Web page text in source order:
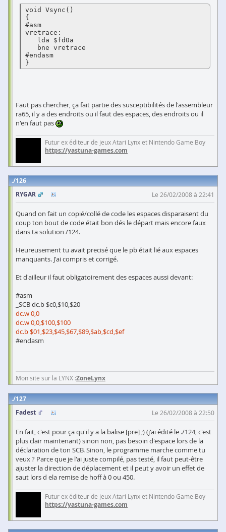
void Vsync()
{
#asm
vretrace:
#endasm
}
Faut pas chercher, ça fait partie des susceptibilités de l'assembleur
ra65, il y a des endroits ou il faut des espaces, des endroits ou il
n'en faut pas
Futur ex éditeur de jeux Atari Lynx et Nintendo Game Boy
https://yastuna-games.com
126
RYGAR
Le 26/02/2008 à 22:41
Quand on fait un copié/collé de code les espaces disparaisent du
coup ton bout de code était bon dés le départ mais encore faux
dans ta solution /124.
Heureusement tu avait precisé que le pb était lié aux espaces
manquants. J'ai compris et corrigé.
Et d'ailleur il faut obligatoirement des espaces aussi devant:
#asm
_SCB dc.b $c0,$10,$20
dc.w 0,0
dc.w 0,0,$100,$100
dc.b $01,$23,$45,$67,$89,$ab,$cd,$ef
#endasm
Mon site sur la LYNX :ZoneLynx
127
Fadest
Le 26/02/2008 à 22:50
En fait, c'est pour ça qu'il y a la balise [pre] ;) (j'ai édité le ./124, c'est
plus clair maintenant) sinon non, pas besoin d'espace lors de la
déclaration de ton SCB. Sinon, le programme marche comme tu
veux ? Parce que je l'ai juste compilé, pas testé, il faut peut-être
ajuster la direction de déplacement et il peut y avoir un effet de
saut lors d ela remise de hoff à 0 ou 450.
Futur ex éditeur de jeux Atari Lynx et Nintendo Game Boy
https://yastuna-games.com